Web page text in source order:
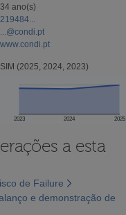
34 ano(s)
219484...
...@condi.pt
www.condi.pt
SIM (2025, 2024, 2023)
2023 2024 2025
a esta
de Failure
e demonstração de